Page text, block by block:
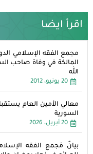
اقرأ ايضا
مجمع الفقه الإسلامي
المالكة في وفاة صاحب
الله
20 يونيو، 2012
معالي الأمين العام
السورية
20 أبريل، 2026
بيانٌ مَجمع الفقه